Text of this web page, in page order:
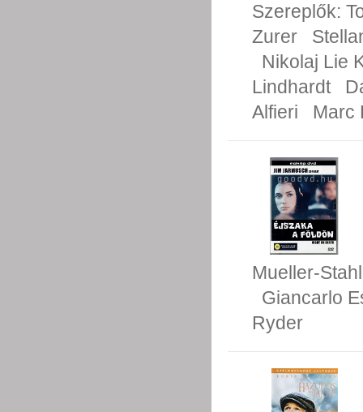
Szereplők:
Zurer
Nikolaj Lie
Lindhardt
Alfieri
Marc
Mueller-Stahl
Giancarlo
Ryder